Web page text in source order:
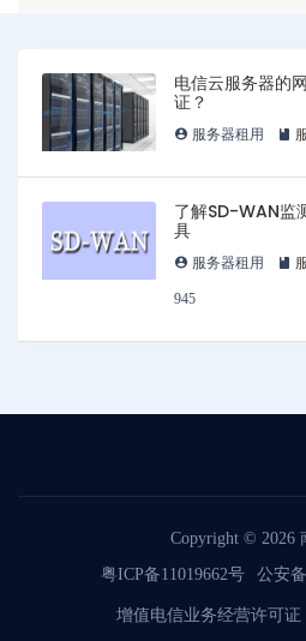
电信云服务器的
证？
服务器租用
了解SD-WAN监
具
服务器租用
945
Copyright © 2026
粤ICP备11019662号
公安
增值电信业务经营许可证